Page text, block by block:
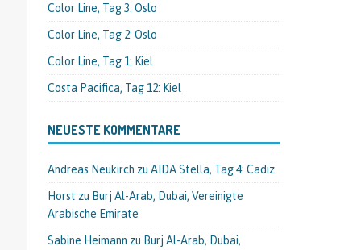
Color Line, Tag 3: Oslo
Color Line, Tag 2: Oslo
Color Line, Tag 1: Kiel
Costa Pacifica, Tag 12: Kiel
NEUESTE KOMMENTARE
Andreas Neukirch zu AIDA Stella, Tag 4: Cadiz
Horst zu Burj Al-Arab, Dubai, Vereinigte
Arabische Emirate
Sabine Heimann zu Burj Al-Arab, Dubai,